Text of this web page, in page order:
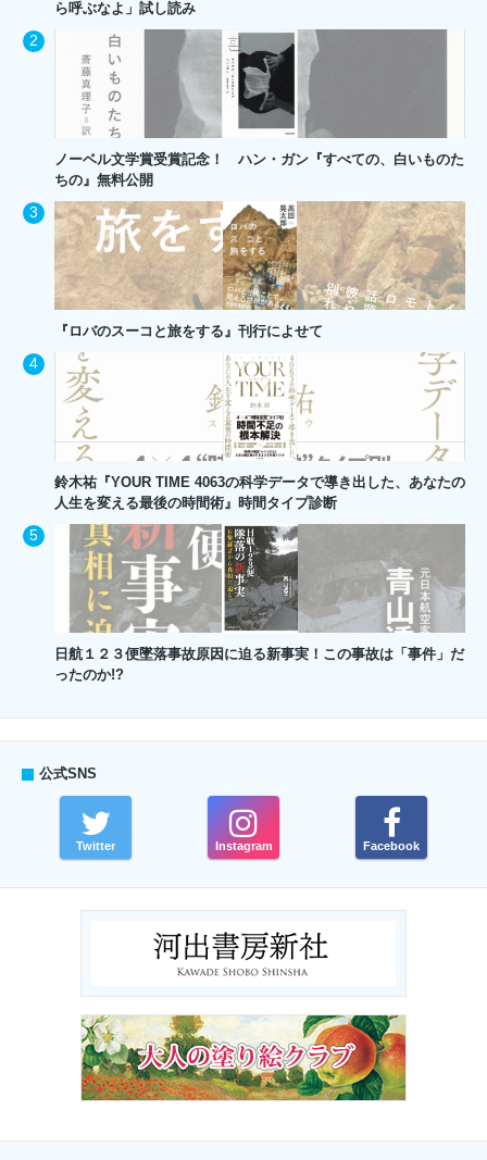
ら呼ぶなよ」試し読み
ノーベル文学賞受賞記念！ ハン・ガン『すべての、白いものた
ちの』無料公開
『ロバのスーコと旅をする』刊行によせて
鈴木祐『YOUR TIME 4063の科学データで導き出した、あなたの
人生を変える最後の時間術』時間タイプ診断
日航１２３便墜落事故原因に迫る新事実！この事故は「事件」だ
ったのか!?
公式SNS
Twitter Instagram Facebook